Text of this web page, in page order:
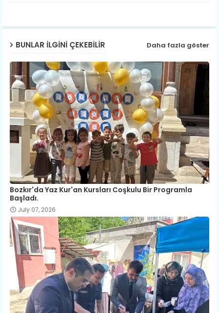
p
BUNLAR ILGINI ÇEKEBILIR Daha fazla göster
Bozkır'da Yaz Kur'an Kursları Coşkulu Bir Programla
Başladı.
July 07, 2026